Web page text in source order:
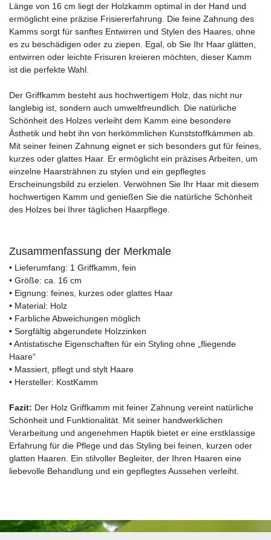
Länge von 16 cm liegt der Holzkamm optimal in der Hand und
ermöglicht eine präzise Frisiererfahrung. Die feine Zahnung des
Kamms sorgt für sanftes Entwirren und Stylen des Haares, ohne
es zu beschädigen oder zu ziepen. Egal, ob Sie Ihr Haar glätten,
entwirren oder leichte Frisuren kreieren möchten, dieser Kamm
ist die perfekte Wahl.
Der Griffkamm besteht aus hochwertigem Holz, das nicht nur
langlebig ist, sondern auch umweltfreundlich. Die natürliche
Schönheit des Holzes verleiht dem Kamm eine besondere
Ästhetik und hebt ihn von herkömmlichen Kunststoffkämmen ab.
Mit seiner feinen Zahnung eignet er sich besonders gut für feines,
kurzes oder glattes Haar. Er ermöglicht ein präzises Arbeiten, um
einzelne Haarsträhnen zu stylen und ein gepflegtes
Erscheinungsbild zu erzielen. Verwöhnen Sie Ihr Haar mit diesem
hochwertigen Kamm und genießen Sie die natürliche Schönheit
des Holzes bei Ihrer täglichen Haarpflege.
Zusammenfassung der Merkmale
• Lieferumfang: 1 Griffkamm, fein
• Größe: ca. 16 cm
• Eignung: feines, kurzes oder glattes Haar
• Material: Holz
• Farbliche Abweichungen möglich
• Sorgfältig abgerundete Holzzinken
• Antistatische Eigenschaften für ein Styling ohne „fliegende
Haare“
• Massiert, pflegt und stylt Haare
• Hersteller: KostKamm
Fazit: Der Holz Griffkamm mit feiner Zahnung vereint natürliche
Schönheit und Funktionalität. Mit seiner handwerklichen
Verarbeitung und angenehmen Haptik bietet er eine erstklassige
Erfahrung für die Pflege und das Styling bei feinen, kurzen oder
glatten Haaren. Ein stilvoller Begleiter, der Ihren Haaren eine
liebevolle Behandlung und ein gepflegtes Aussehen verleiht.